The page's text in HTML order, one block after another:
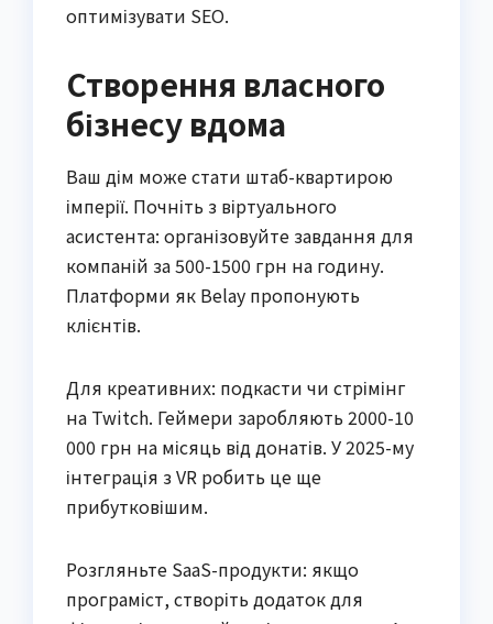
оптимізувати SEO.
Створення власного
бізнесу вдома
Ваш дім може стати штаб-квартирою
імперії. Почніть з віртуального
асистента: організовуйте завдання для
компаній за 500-1500 грн на годину.
Платформи як Belay пропонують
клієнтів.
Для креативних: подкасти чи стрімінг
на Twitch. Геймери заробляють 2000-10
000 грн на місяць від донатів. У 2025-му
інтеграція з VR робить це ще
прибутковішим.
Розгляньте SaaS-продукти: якщо
програміст, створіть додаток для